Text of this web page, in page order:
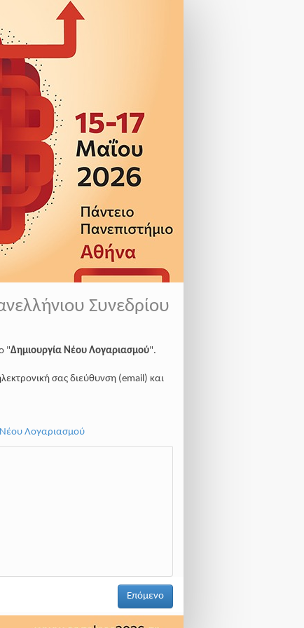
Συνεδρίου
"Δημιουργία Νέου Λογαριασμού".
σας διεύθυνση (email) και
Λογαριασμού
Επόμενο